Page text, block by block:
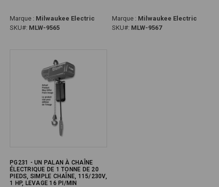
Marque : Milwaukee Electric
SKU#: MLW-9565
Marque : Milwaukee Electric
SKU#: MLW-9567
PG231 - UN PALAN À CHAÎNE
ÉLECTRIQUE DE 1 TONNE DE 20
PIEDS, SIMPLE CHAÎNE, 115/230V,
1 HP, LEVAGE 16 PI/MIN